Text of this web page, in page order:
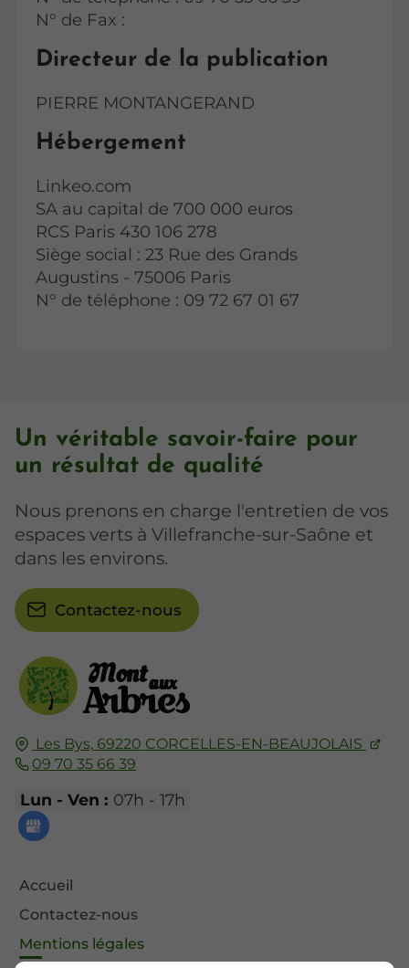
N° de Fax :
Directeur de la publication
PIERRE MONTANGERAND
Hébergement
Linkeo.com
SA au capital de 700 000 euros
RCS Paris 430 106 278
Siège social : 23 Rue des Grands
Augustins - 75006 Paris
N° de téléphone : 09 72 67 01 67
Les Bys, 69220 CORCELLES-EN-BEAUJOLAIS
09 70 35 66 39
Lun - Ven : 07h - 17h
Accueil
Contactez-nous
Mentions légales
Un véritable savoir-faire pour
un résultat de qualité
Nous prenons en charge l'entretien de vos
espaces verts à Villefranche-sur-Saône et
dans les environs.
Contactez-nous